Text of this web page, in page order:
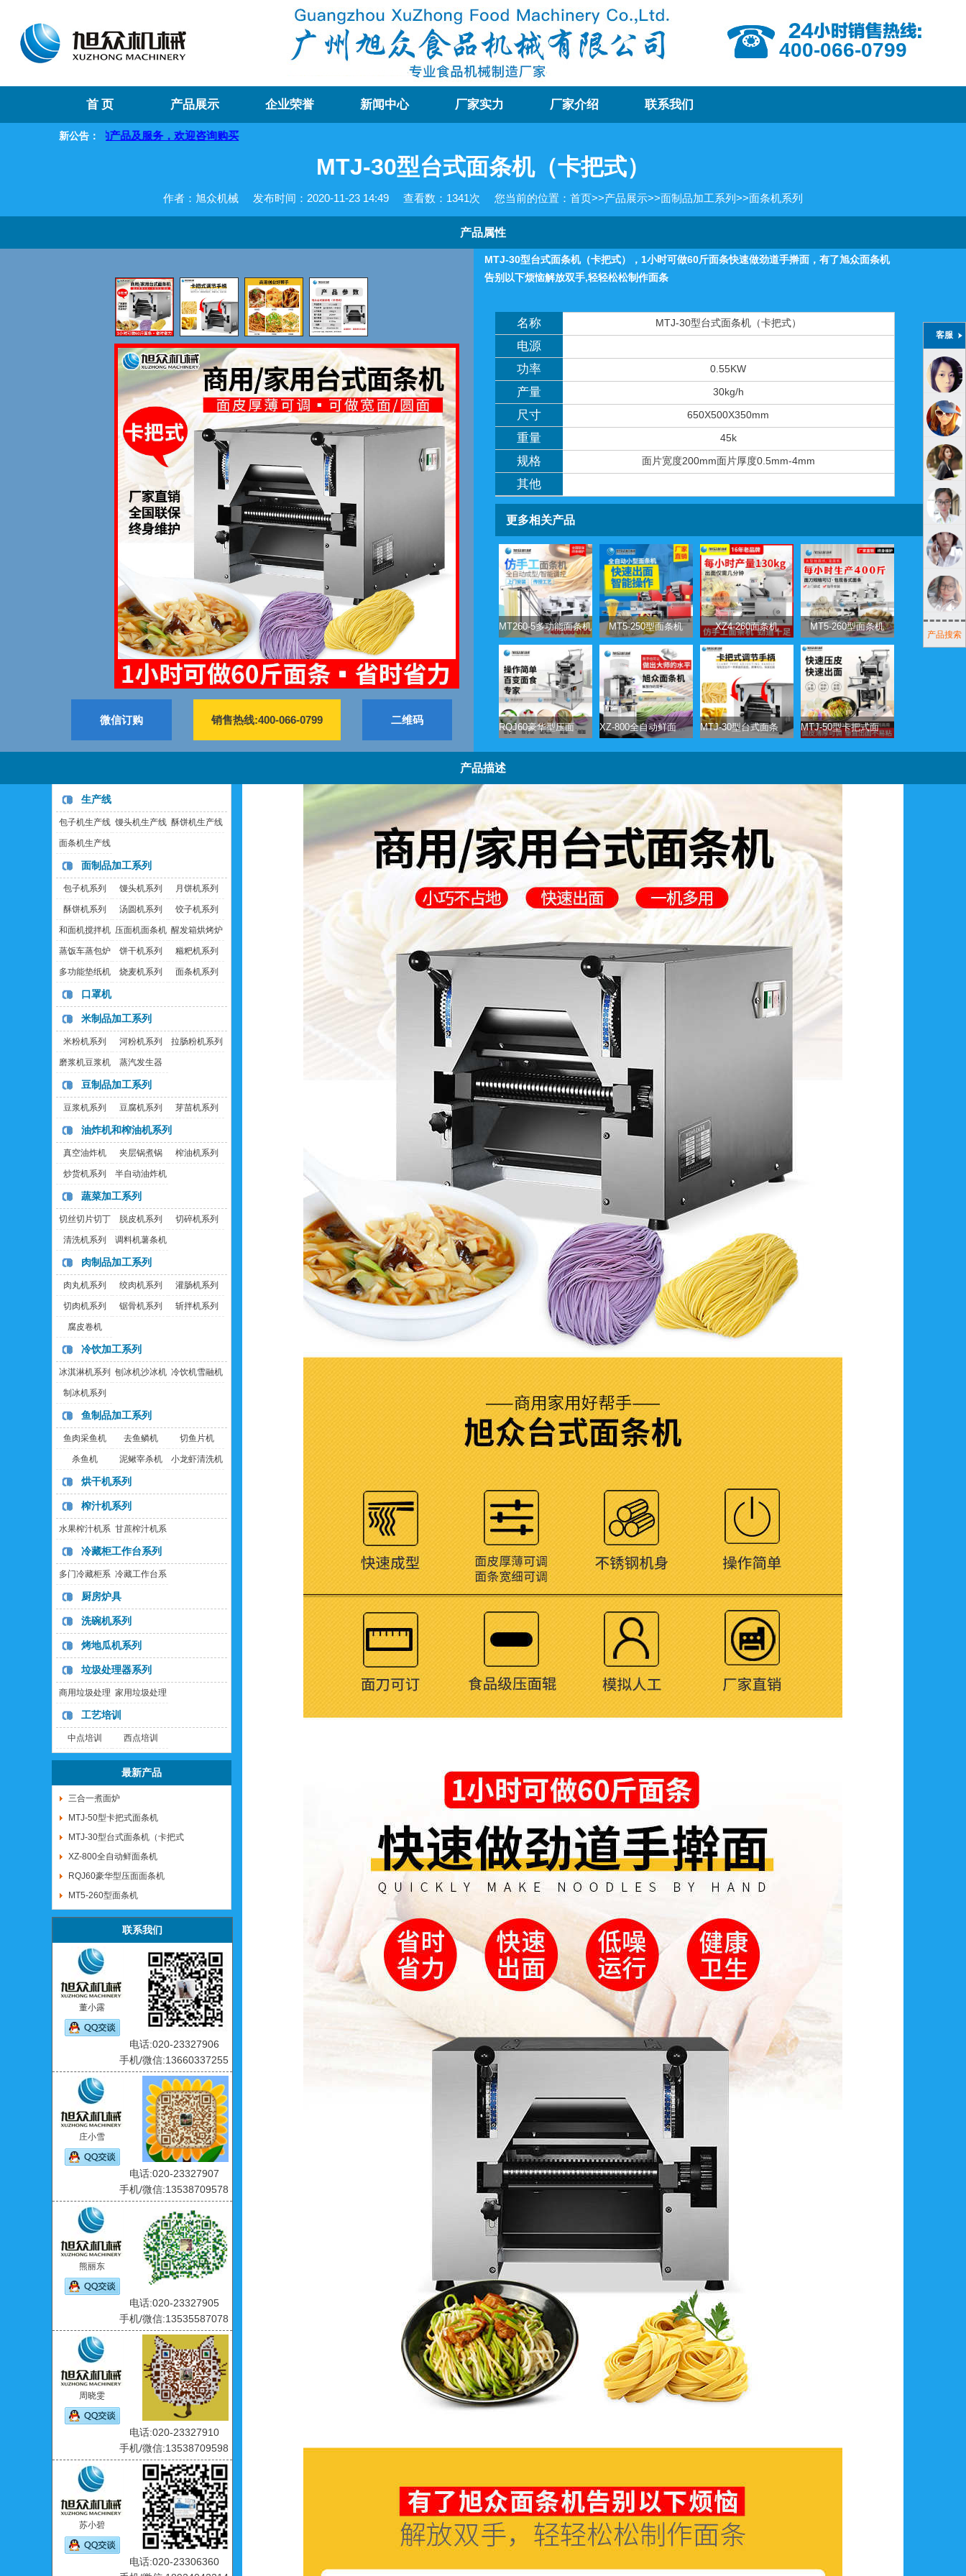
400-066-0799
首 页 产品展示 企业荣誉 新闻中心 厂家实力 厂家介绍 联系我们
新公告：
优质的产品及服务，欢迎咨询购买
MTJ-30型台式面条机（卡把式）
作者：旭众机械 发布时间：2020-11-23 14:49 查看数： 1341次 您当前的位置： 首页>>产品展示>>面制品加工系列 >>面条机系列
产品属性
微信订购 销售热线:400-066-0799 二维码
MTJ-30型台式面条机（卡把式），1小时可做60斤面条快速做劲道手擀面，有了旭众面条机
告别以下烦恼解放双手,轻轻松松制作面条
名称 MTJ-30型台式面条机（卡把式）
电源
功率
0.55KW
产量 30kg/h
尺寸 650X500X350mm
重量 45k
规格 面片宽度200mm面片厚度0.5mm-4mm
其他
更多相关产品
MT260-5多功能面条机 MT5-250型面条机 XZ4-260面条机 MT5-260型面条机
RQJ60豪华型压面面条机 XZ-800全自动鲜面条机 MTJ-30型台式面条机（卡把式） MTJ-50型卡把式面条机
产品描述
生产线
包子机生产线 馒头机生产线 酥饼机生产线
面条机生产线
面制品加工系列
包子机系列 馒头机系列 月饼机系列
酥饼机系列 汤圆机系列 饺子机系列
和面机搅拌机 压面机面条机 醒发箱烘烤炉
蒸饭车蒸包炉 饼干机系列 糍粑机系列
多功能垫纸机 烧麦机系列 面条机系列
口罩机
米制品加工系列
米粉机系列 河粉机系列 拉肠粉机系列
磨浆机豆浆机 蒸汽发生器
豆制品加工系列
豆浆机系列 豆腐机系列 芽苗机系列
油炸机和榨油机系列
真空油炸机 夹层锅煮锅 榨油机系列
炒货机系列 半自动油炸机
蔬菜加工系列
切丝切片切丁
机
脱皮机系列 切碎机系列
清洗机系列 调料机薯条机
肉制品加工系列
肉丸机系列 绞肉机系列 灌肠机系列
切肉机系列 锯骨机系列 斩拌机系列
腐皮卷机
冷饮加工系列
冰淇淋机系列 刨冰机沙冰机 冷饮机雪融机
制冰机系列
鱼制品加工系列
鱼肉采鱼机 去鱼鳞机 切鱼片机
杀鱼机 泥鳅宰杀机 小龙虾清洗机
烘干机系列
榨汁机系列
水果榨汁机系
列
甘蔗榨汁机系
列
冷藏柜工作台系列
多门冷藏柜系
列
冷藏工作台系
厨房炉具
洗碗机系列
烤地瓜机系列
垃圾处理器系列
商用垃圾处理
器
家用垃圾处理
工艺培训
中点培训 西点培训
最新产品
三合一煮面炉
MTJ-50型卡把式面条机
MTJ-30型台式面条机（卡把式
XZ-800全自动鲜面条机
RQJ60豪华型压面面条机
MT5-260型面条机
联系我们
董小露
电话:020-23327906
手机/微信:13660337255
庄小雪
电话:020-23327907
手机/微信:13538709578
熊丽东
电话:020-23327905
手机/微信:13535587078
周晓雯
电话:020-23327910
手机/微信:13538709598
苏小碧
电话:020-23306360
客服
产品搜索